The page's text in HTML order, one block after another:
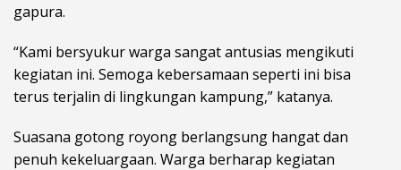
gapura.
“Kami bersyukur warga sangat antusias mengikuti
kegiatan ini. Semoga kebersamaan seperti ini bisa
terus terjalin di lingkungan kampung,” katanya.
Suasana gotong royong berlangsung hangat dan
penuh kekeluargaan. Warga berharap kegiatan